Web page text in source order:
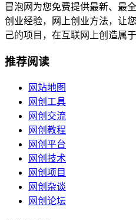
冒泡网为您免费提供最新、最
创业经验，网上创业方法，让
己的项目，在互联网上创造属
推荐阅读
网站地图
网创工具
网创交流
网创教程
网创平台
网创技术
网创项目
网创杂谈
网创论坛